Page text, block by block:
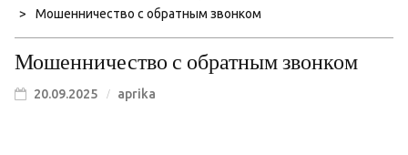
Мошенничество с обратным звонком
Мошенничество с обратным звонком
20.09.2025 aprika